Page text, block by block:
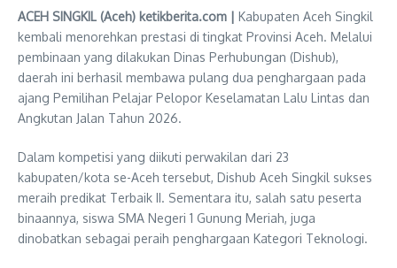
ACEH SINGKIL (Aceh) ketikberita.com | Kabupaten Aceh Singkil
kembali menorehkan prestasi di tingkat Provinsi Aceh. Melalui
pembinaan yang dilakukan Dinas Perhubungan (Dishub),
daerah ini berhasil membawa pulang dua penghargaan pada
ajang Pemilihan Pelajar Pelopor Keselamatan Lalu Lintas dan
Angkutan Jalan Tahun 2026.
Dalam kompetisi yang diikuti perwakilan dari 23
kabupaten/kota se-Aceh tersebut, Dishub Aceh Singkil sukses
meraih predikat Terbaik II. Sementara itu, salah satu peserta
binaannya, siswa SMA Negeri 1 Gunung Meriah, juga
dinobatkan sebagai peraih penghargaan Kategori Teknologi.